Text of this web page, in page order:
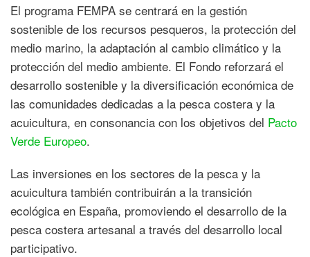
El programa FEMPA se centrará en la gestión
sostenible de los recursos pesqueros, la protección del
medio marino, la adaptación al cambio climático y la
protección del medio ambiente. El Fondo reforzará el
desarrollo sostenible y la diversificación económica de
las comunidades dedicadas a la pesca costera y la
acuicultura, en consonancia con los objetivos del Pacto
Verde Europeo.
Las inversiones en los sectores de la pesca y la
acuicultura también contribuirán a la transición
ecológica en España, promoviendo el desarrollo de la
pesca costera artesanal a través del desarrollo local
participativo.